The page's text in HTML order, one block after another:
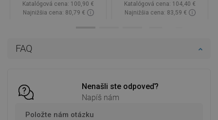
FAQ
Nenašli ste odpoveď?
Napíš nám
Položte nám otázku
Katalógová cena: 100,90 €
Najnižšia cena: 80,79 €
Katalógová cena: 104,40 €
Najnižšia cena: 83,59 €